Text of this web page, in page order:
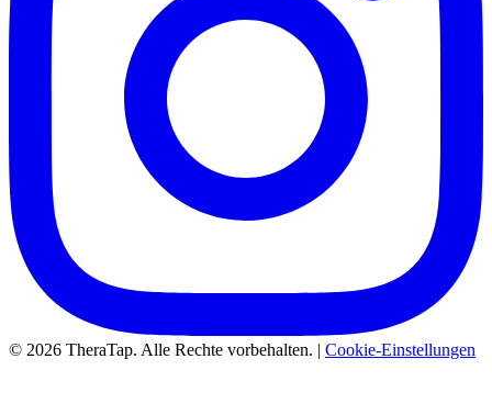
© 2026 TheraTap. Alle Rechte vorbehalten. | Cookie-Einstellungen